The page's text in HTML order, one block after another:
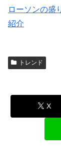
ローソンの盛
紹介
トレンド
X